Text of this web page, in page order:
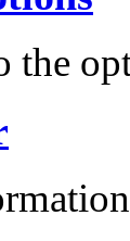
the